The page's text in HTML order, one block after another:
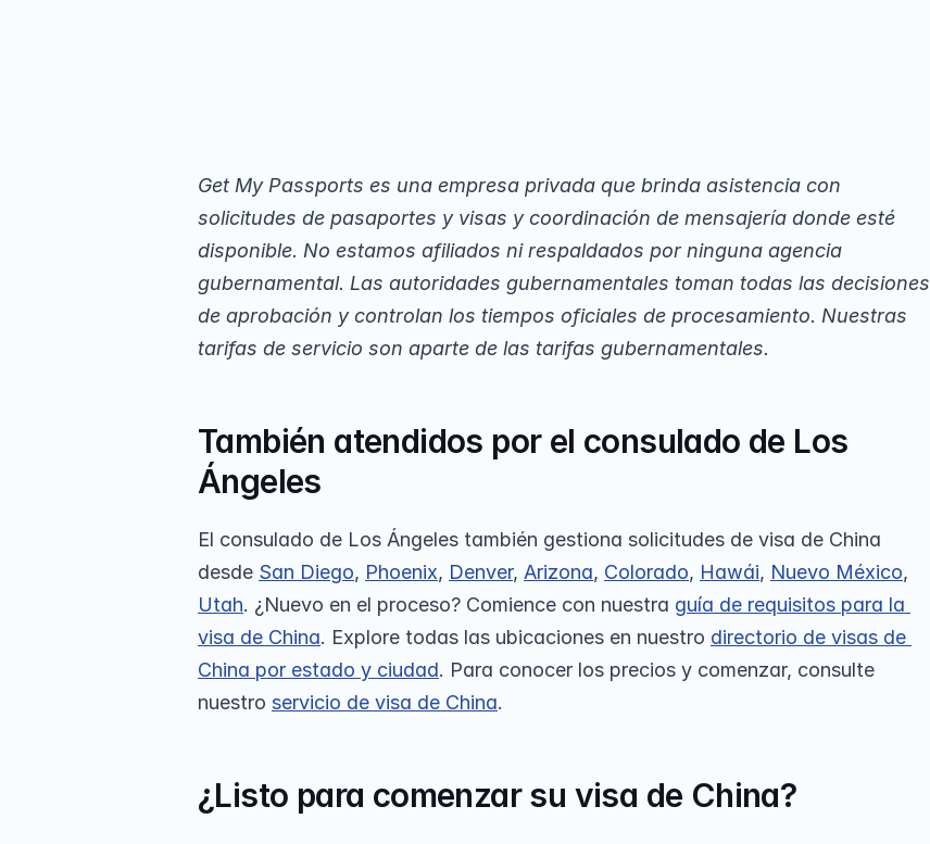
Get My Passports es una empresa privada que brinda asistencia con
solicitudes de pasaportes y visas y coordinación de mensajería donde esté
disponible. No estamos afiliados ni respaldados por ninguna agencia
gubernamental. Las autoridades gubernamentales toman todas las decisiones
de aprobación y controlan los tiempos oficiales de procesamiento. Nuestras
tarifas de servicio son aparte de las tarifas gubernamentales.
También atendidos por el consulado de Los
Ángeles
El consulado de Los Ángeles también gestiona solicitudes de visa de China
desde San Diego, Phoenix, Denver, Arizona, Colorado, Hawái, Nuevo México
Utah. ¿Nuevo en el proceso? Comience con nuestra guía de requisitos para la
visa de China. Explore todas las ubicaciones en nuestro directorio de visas de
China por estado y ciudad. Para conocer los precios y comenzar, consulte
nuestro servicio de visa de China.
¿Listo para comenzar su visa de China?